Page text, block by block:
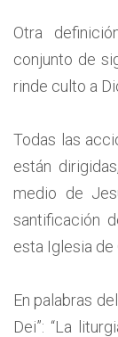
Otra
conjunto de
rinde culto a
Todas las
están
medio de
santificación
esta Iglesia de
En palabras
Dei”: “La